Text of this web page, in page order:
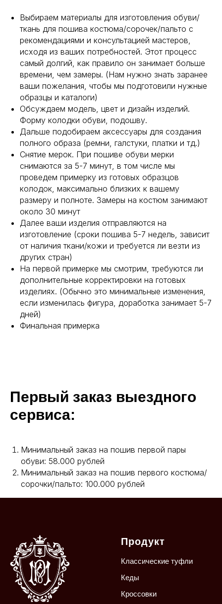
Выбираем материалы для изготовления обуви/
ткань для пошива костюма/сорочек/пальто с
рекомендациями и консультацией мастеров,
исходя из ваших потребностей. Этот процесс
самый долгий, как правило он занимает больше
времени, чем замеры. (Нам нужно знать заранее
ваши пожелания, чтобы мы подготовили нужные
образцы и каталоги)
Обсуждаем модель, цвет и дизайн изделий.
Форму колодки обуви, подошву.
Дальше подобираем аксессуары для создания
полного образа (ремни, галстуки, платки и тд.)
Снятие мерок. При пошиве обуви мерки
снимаются за 5-7 минут, в том числе мы
проведем примерку из готовых образцов
колодок, максимально близких к вашему
размеру и полноте. Замеры на костюм занимают
около 30 минут
Далее ваши изделия отправляются на
изготовление (сроки пошива 5-7 недель, зависит
от наличия ткани/кожи и требуется ли везти из
других стран)
На первой примерке мы смотрим, требуются ли
дополнительные корректировки на готовых
изделиях. (Обычно это минимальные изменения,
если изменилась фигура, доработка занимает 5-7
дней)
Финальная примерка
Первый заказ выездного
сервиса:
Минимальный заказ на пошив первой пары
обуви: 58.000 рублей
Минимальный заказ на пошив первого костюма/
сорочки/пальто: 100.000 рублей
Продукт
Классические туфли
Кеды
Кроссовки